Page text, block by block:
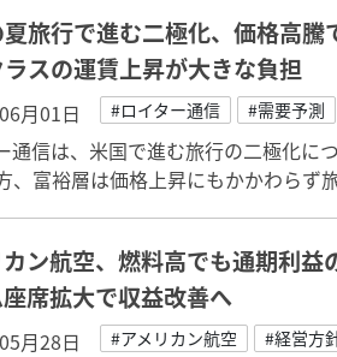
旅行で進む二極化、価格高
スの運賃上昇が大きな負担
月01日 #ロイター通信 #需要予測
通信は、米国で進む旅行の二極化に
、富裕層は価格上昇にもかかわらず
ン航空、燃料高でも通期利
席拡大で収益改善へ
月28日 #アメリカン航空 #経営方